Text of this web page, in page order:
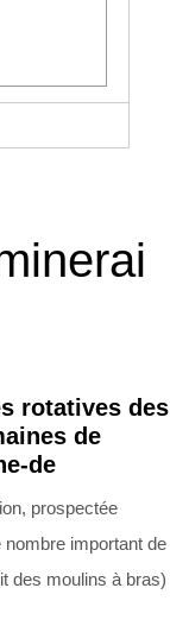
rotatives des
de
de
prospectée
nombre important de
des moulins à bras)